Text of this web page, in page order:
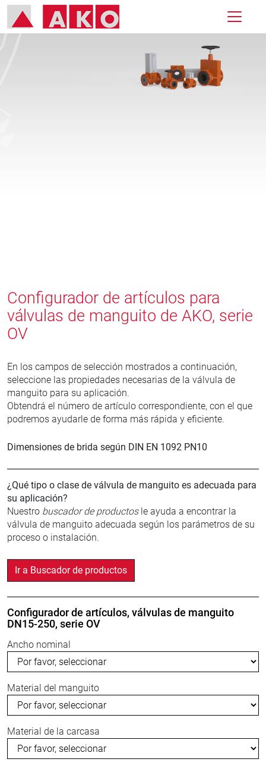
Configurador de artículos para
válvulas de manguito de AKO, serie
OV
En los campos de selección mostrados a continuación,
seleccione las propiedades necesarias de la válvula de
manguito para su aplicación.
Obtendrá el número de artículo correspondiente, con el que
podremos ayudarle de forma más rápida y eficiente.
Dimensiones de brida según DIN EN 1092 PN10
¿Qué tipo o clase de válvula de manguito es adecuada para
su aplicación?
Nuestro buscador de productosle ayuda a encontrar la
válvula de manguito adecuada según los parámetros de su
proceso o instalación.
Ir a Buscador de productos
Configurador de artículos, válvulas de manguito
DN15-250, serie OV
Ancho nominal
Material del manguito
Material de la carcasa